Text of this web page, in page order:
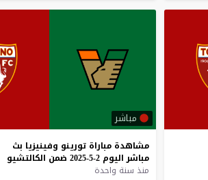
مباشر
مشاهدة مباراة تورينو وفينيزيا بث
مباشر اليوم 2-5-2025 ضمن الكالتشيو
منذ سنة واحدة